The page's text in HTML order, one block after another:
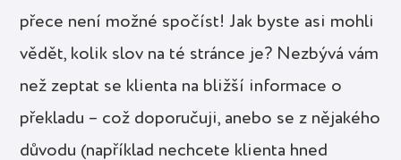
přece není možné spočíst! Jak byste asi mohli
vědět, kolik slov na té stránce je? Nezbývá vám
než zeptat se klienta na bližší informace o
překladu – což doporučuji, anebo se z nějakého
důvodu (například nechcete klienta hned